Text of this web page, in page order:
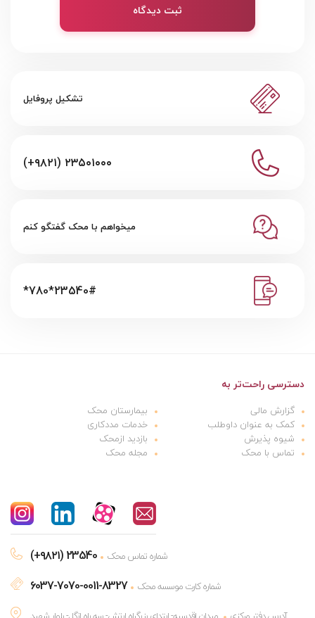
ثبت دیدگاه
تشکیل پروفایل
(+۹۸۲۱) ۲۳۵۰۱۰۰۰
میخواهم با محک گفتگو کنم
*780*23540#
دسترسی راحت‌تر به
گزارش مالی
بیمارستان محک
کمک به عنوان داوطلب
خدمات مددکاری
شیوه پذیرش
بازدید ازمحک
تماس با محک
مجله محک
(+۹۸۲۱) 23540 شماره تماس محک
6037-7070-0011-8327
شماره کارت موسسه محک